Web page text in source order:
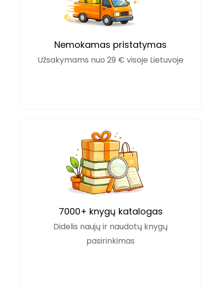
Nemokamas pristatymas
Užsakymams nuo 29 € visoje Lietuvoje
7000+ knygų katalogas
Didelis naujų ir naudotų knygų
pasirinkimas